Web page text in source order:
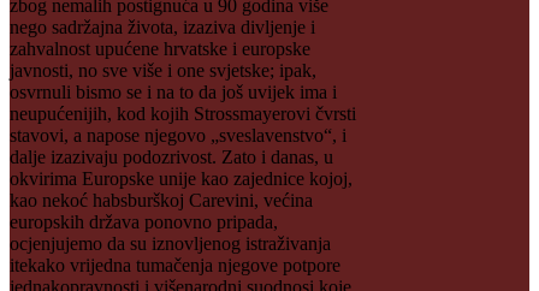
zbog nemalih postignuća u 90 godina više
nego sadržajna života, izaziva divljenje i
zahvalnost upućene hrvatske i europske
javnosti, no sve više i one svjetske; ipak,
osvrnuli bismo se i na to da još uvijek ima i
neupućenijih, kod kojih Strossmayerovi čvrsti
stavovi, a napose njegovo „sveslavenstvo“, i
dalje izazivaju podozrivost. Zato i danas, u
okvirima Europske unije kao zajednice kojoj,
kao nekoć habsburškoj Carevini, većina
europskih država ponovno pripada,
ocjenjujemo da su iznovljenog istraživanja
itekako vrijedna tumačenja njegove potpore
jednakopravnosti i višenarodni suodnosi koje